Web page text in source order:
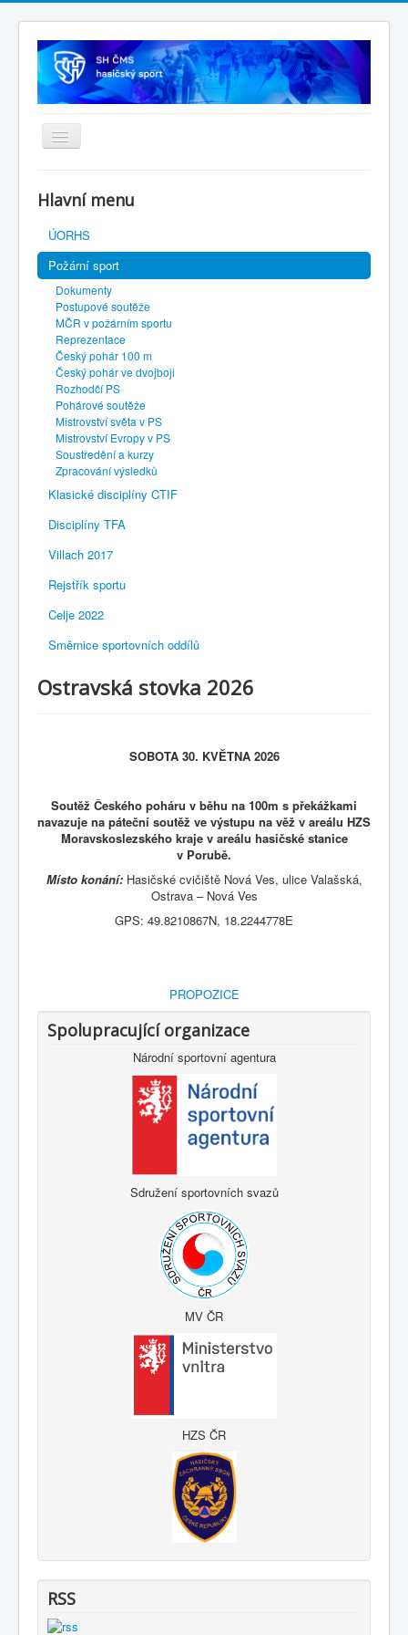
SH ČMS
Hlavní menu
ÚORHS
Požární sport
Dokumenty
Postupové soutěže
MČR v požárním sportu
Reprezentace
Český pohár 100 m
Český pohár ve dvojboji
Rozhodčí PS
Pohárové soutěže
Mistrovství světa v PS
Mistrovství Evropy v PS
Soustředění a kurzy
Zpracování výsledků
Klasické disciplíny CTIF
Disciplíny TFA
Villach 2017
Rejstřík sportu
Celje 2022
Směrnice sportovních oddílů
Ostravská stovka 2026
SOBOTA 30. KVĚTNA 2026
Soutěž Českého poháru v běhu na 100m s překážkami
navazuje na páteční soutěž ve výstupu na věž v areálu HZS
Moravskoslezského kraje v areálu hasičské stanice
v Porubě.
Místo konání: Hasičské cvičiště Nová Ves, ulice Valašská,
Ostrava – Nová Ves
GPS: 49.8210867N, 18.2244778E
PROPOZICE
Spolupracující organizace
Národní sportovní agentura
Sdružení sportovních svazů
MV ČR
HZS ČR
RSS